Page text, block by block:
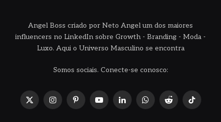
Angel Boss criado por Neto Angel um dos maiores
influencers no LinkedIn sobre Growth - Branding - Moda -
Luxo. Aqui o Universo Masculino se encontra
Somos sociais. Conecte-se conosco:
X
InstagramPinterestYouTubeLinkedInWhatsApp
Reddit TikTok